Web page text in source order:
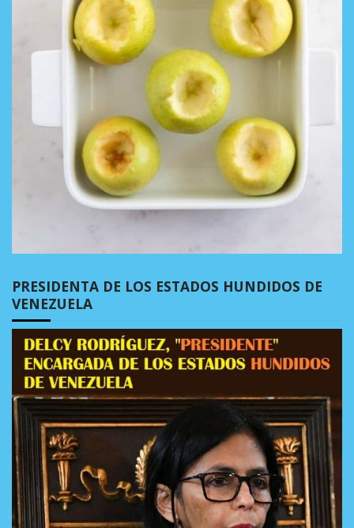
PRESIDENTA DE LOS ESTADOS HUNDIDOS DE
VENEZUELA